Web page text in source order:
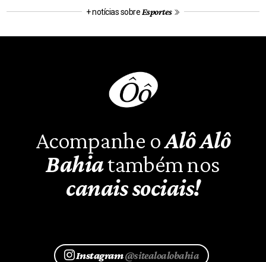
+ notícias sobre Esportes
Acompanhe oAlô Alô
Bahiatambém nos
canais sociais!
Instagram@sitealoalobahia